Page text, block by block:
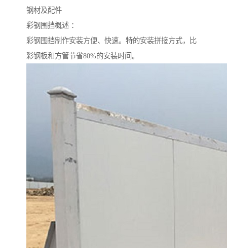
钢材及配件
彩钢围挡概述 ：
彩钢围挡制作安装方便、快速。特的安装拼接方式，比
彩钢板和方管节省80%的安装时间。